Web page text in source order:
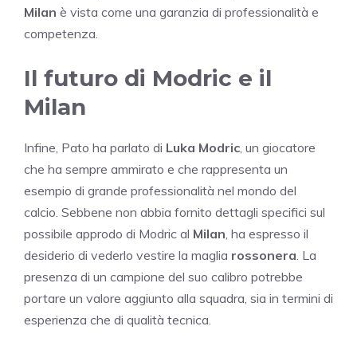
Milan è vista come una garanzia di professionalità e
competenza.
Il futuro di Modric e il
Milan
Infine, Pato ha parlato di Luka Modric, un giocatore
che ha sempre ammirato e che rappresenta un
esempio di grande professionalità nel mondo del
calcio. Sebbene non abbia fornito dettagli specifici sul
possibile approdo di Modric al Milan, ha espresso il
desiderio di vederlo vestire la maglia rossonera. La
presenza di un campione del suo calibro potrebbe
portare un valore aggiunto alla squadra, sia in termini di
esperienza che di qualità tecnica.